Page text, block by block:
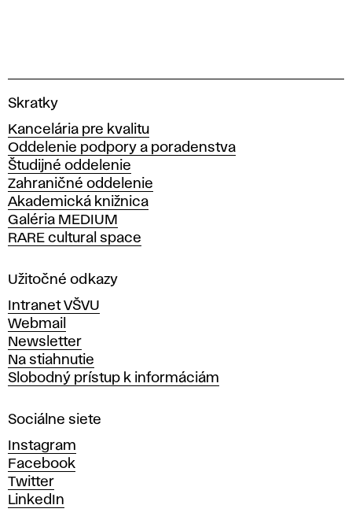
V
s
o
k
á
š
k
o
a
ý
t
v
a
r
ý
c
h
u
m
e
Skratky
Kancelária pre kvalitu
Oddelenie podpory a poradenstva
Študijné oddelenie
Zahraničné oddelenie
Akademická knižnica
Galéria MEDIUM
RARE cultural space
Užitočné odkazy
Intranet VŠVU
Webmail
Newsletter
Na stiahnutie
Slobodný prístup k informáciám
Sociálne siete
Instagram
Facebook
Twitter
LinkedIn